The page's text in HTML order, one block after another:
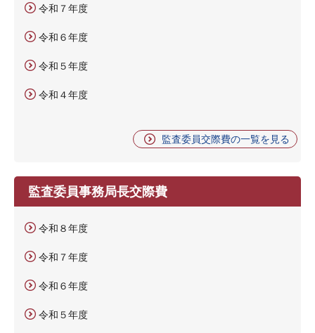
令和７年度
令和６年度
令和５年度
令和４年度
監査委員交際費の一覧を見る
監査委員事務局長交際費
令和８年度
令和７年度
令和６年度
令和５年度